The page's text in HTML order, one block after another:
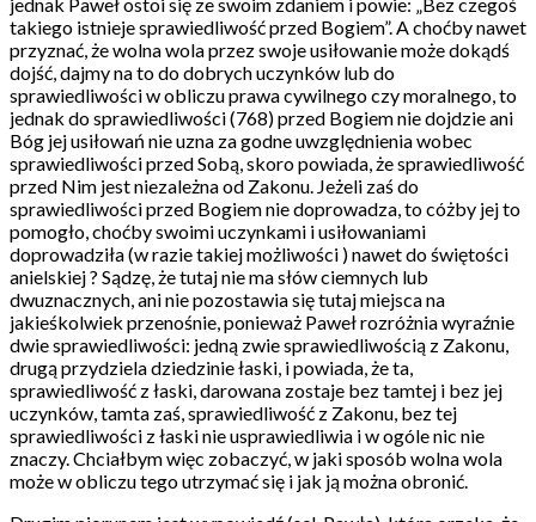
takiego istnieje sprawiedliwość przed Bogiem”. A choćby nawet
przyznać, że wolna wola przez swoje usiłowanie może dokądś
dojść, dajmy na to do dobrych uczynków lub do
sprawiedliwości w obliczu prawa cywilnego czy moralnego, to
jednak do sprawiedliwości (768) przed Bogiem nie dojdzie ani
Bóg jej usiłowań nie uzna za godne uwzględnienia wobec
sprawiedliwości przed Sobą, skoro powiada, że sprawiedliwość
przed Nim jest niezależna od Zakonu. Jeżeli zaś do
sprawiedliwości przed Bogiem nie doprowadza, to cóżby jej to
pomogło, choćby swoimi uczynkami i usiłowaniami
doprowadziła (w razie takiej możliwości ) nawet do świętości
anielskiej ? Sądzę, że tutaj nie ma słów ciemnych lub
dwuznacznych, ani nie pozostawia się tutaj miejsca na
jakieśkolwiek przenośnie, ponieważ Paweł rozróżnia wyraźnie
dwie sprawiedliwości: jedną zwie sprawiedliwością z Zakonu,
drugą przydziela dziedzinie łaski, i powiada, że ta,
sprawiedliwość z łaski, darowana zostaje bez tamtej i bez jej
uczynków, tamta zaś, sprawiedliwość z Zakonu, bez tej
sprawiedliwości z łaski nie usprawiedliwia i w ogóle nic nie
znaczy. Chciałbym więc zobaczyć, w jaki sposób wolna wola
może w obliczu tego utrzymać się i jak ją można obronić.